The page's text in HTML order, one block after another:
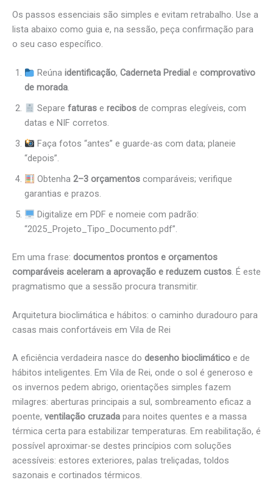
Os passos essenciais são simples e evitam retrabalho. Use a
lista abaixo como guia e, na sessão, peça confirmação para
o seu caso específico.
Reúna identificação, Caderneta Prediale comprovativo
de morada.
Separe faturase recibosde compras elegíveis, com
datas e NIF corretos.
Faça fotos “antes” e guarde-as com data; planeie
“depois”.
Obtenha 2–3 orçamentoscomparáveis; verifique
garantias e prazos.
Digitalize em PDF e nomeie com padrão:
“2025_Projeto_Tipo_Documento.pdf”.
Em uma frase: documentos prontos e orçamentos
comparáveis aceleram a aprovação e reduzem custos. É este
pragmatismo que a sessão procura transmitir.
Arquitetura bioclimática e hábitos: o caminho duradouro para
casas mais confortáveis em Vila de Rei
A eficiência verdadeira nasce do desenho bioclimático e de
hábitos inteligentes. Em Vila de Rei, onde o sol é generoso e
os invernos pedem abrigo, orientações simples fazem
milagres: aberturas principais a sul, sombreamento eficaz a
poente, ventilação cruzada para noites quentes e a massa
térmica certa para estabilizar temperaturas. Em reabilitação, é
possível aproximar-se destes princípios com soluções
acessíveis: estores exteriores, palas treliçadas, toldos
sazonais e cortinados térmicos.